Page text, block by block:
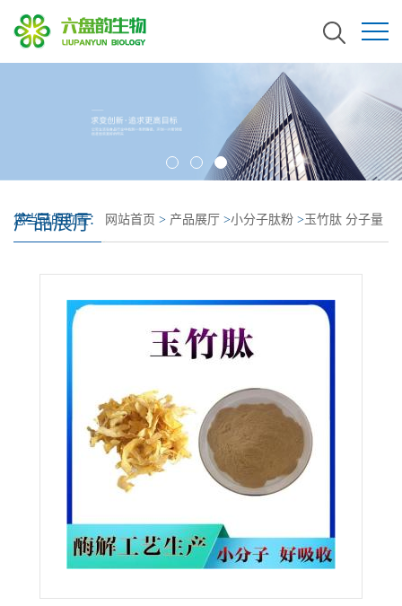
产品展厅
您当前的位置： 网站首页 > 产品展厅 >小分子肽粉 >玉竹肽 分子量